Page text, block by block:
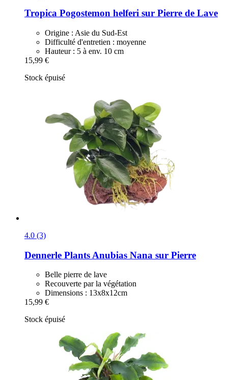
Tropica Pogostemon helferi sur Pierre de Lave
Origine : Asie du Sud-Est
Difficulté d'entretien : moyenne
Hauteur : 5 à env. 10 cm
15,99 €
Stock épuisé
4.0 (3)
Dennerle Plants Anubias Nana sur Pierre
Belle pierre de lave
Recouverte par la végétation
Dimensions : 13x8x12cm
15,99 €
Stock épuisé